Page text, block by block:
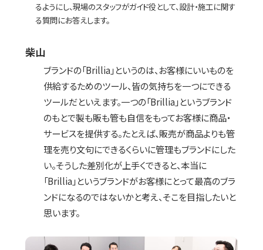
るようにし、現場のスタッフがガイド役として、設計・施工に関す
る質問にお答えします。
柴山
ブランドの「Brillia」というのは、お客様にいいものを
供給するためのツール、皆の気持ちを一つにできる
ツールだといえます。一つの「Brillia」というブランド
のもとで製も販も管も自信をもってお客様に商品・
サービスを提供する。たとえば、販売が商品よりも管
理を売り文句にできるくらいに管理もブランドにした
い。そうした差別化が上手くできると、本当に
「Brillia」というブランドがお客様にとって最高のブラ
ンドになるのではないかと考え、そこを目指したいと
思います。